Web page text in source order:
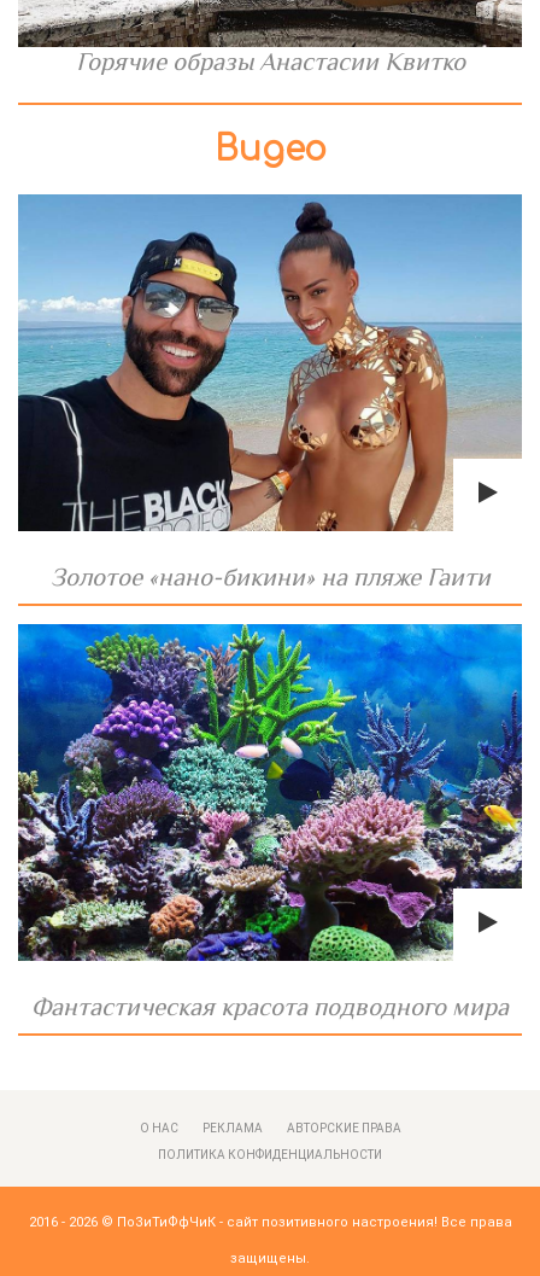
Горячие образы Анастасии Квитко
Видео
Золотое «нано-бикини» на пляже Гаити
Фантастическая красота подводного мира
О НАС РЕКЛАМА
АВТОРСКИЕ ПРАВА
ПОЛИТИКА КОНФИДЕНЦИАЛЬНОСТИ
2016 - 2026 © ПоЗиТиФфЧиК - сайт позитивного настроения! Все права
защищены.